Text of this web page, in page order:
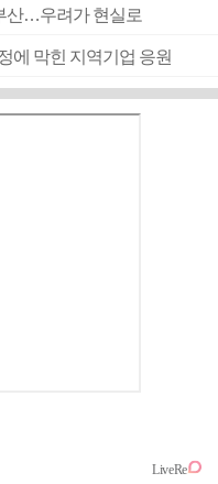
산…우려가 현실로
에 막힌 지역기업 응원